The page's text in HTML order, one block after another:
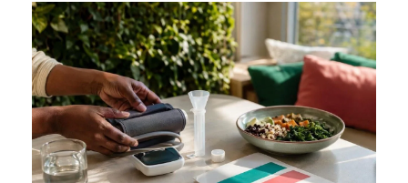
ພາສາລາວ
Basa Jawa
Cebuano
ئۇيغۇرچە
Кыргызча
Татар теле